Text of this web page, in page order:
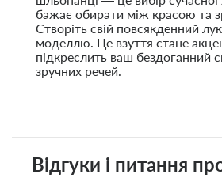
бажає обирати між красою та
Створіть свій повсякденний
моделлю. Це взуття стане
підкреслить ваш бездоганний
зручних речей.
Відгуки і питання